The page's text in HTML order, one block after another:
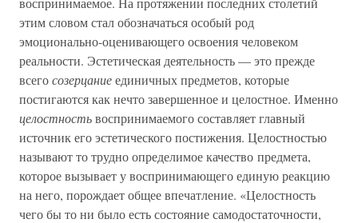
этим словом стал обозначаться особый род
эмоционально-оценивающего освоения человеком
реальности. Эстетическая деятельность — это прежде
всегосозерцаниеединичных предметов, которые
постигаются как нечто завершенное и целостное. Именно
целостностьвоспринимаемого составляет главный
источник его эстетического постижения. Целостностью
называют то трудно определимое качество предмета,
которое вызывает у воспринимающего единую реакцию
на него, порождает общее впечатление. «Целостность
чего бы то ни было есть состояние самодостаточности,